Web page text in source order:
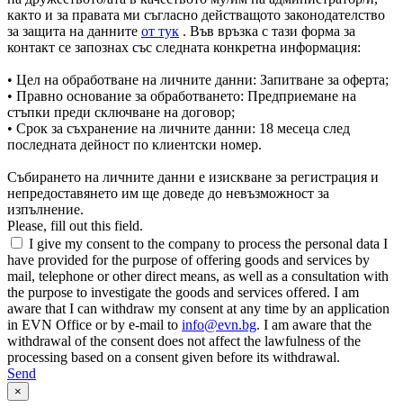
както и за правата ми съгласно действащото законодателство
за защита на данните от тук . Във връзка с тази форма за
контакт се запознах със следната конкретна информация:
• Цел на обработване на личните данни: Запитване за оферта;
• Правно основание за обработването: Предприемане на
стъпки преди сключване на договор;
• Срок за съхранение на личните данни: 18 месеца след
последната дейност по клиентски номер.
Събирането на личните данни е изискване за регистрация и
непредоставянето им ще доведе до невъзможност за
изпълнение.
Please, fill out this field.
I give my consent to the company to process the personal data I
have provided for the purpose of offering goods and services by
mail, telephone or other direct means, as well as a consultation with
the purpose to investigate the goods and services offered. I am
aware that I can withdraw my consent at any time by an application
in EVN Office or by e-mail to info@evn.bg. I am aware that the
withdrawal of the consent does not affect the lawfulness of the
processing based on a consent given before its withdrawal.
Send
×